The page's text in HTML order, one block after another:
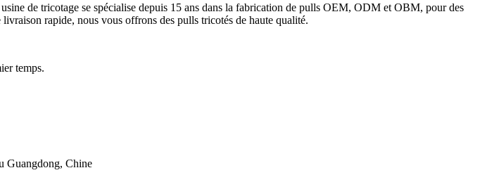
de tricotage se spécialise depuis 15 ans dans la fabrication de pulls OEM, ODM et OBM, pour des
rapide, nous vous offrons des pulls tricotés de haute qualité.
temps.
Guangdong, Chine